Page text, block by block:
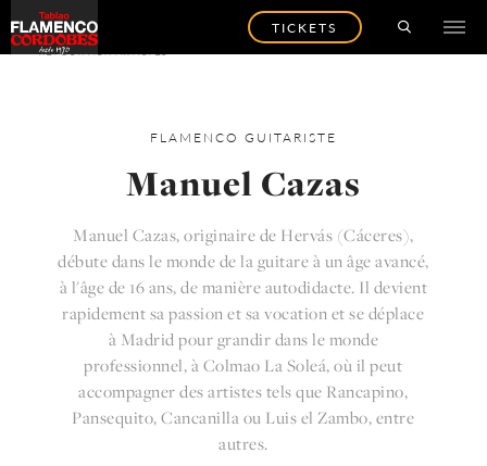
TICKETS
RETOUR AUX ARTISTES
FLAMENCO GUITARISTE
Manuel Cazas
Manuel Cazas, originaire de Hervás (Cáceres),
débute dans le monde de la guitare à un âge avancé,
à l'âge de 16 ans, de manière autodidacte. Il devient
rapidement sa passion et sa vocation et se déplace
à Madrid pour grandir dans le monde
professionnel, à Colmao La Soleá, où il peut
accompagner des artistes tels que Rancapino,
Pansequito, Cancanilla ou Luis el Zambo, entre
autres.